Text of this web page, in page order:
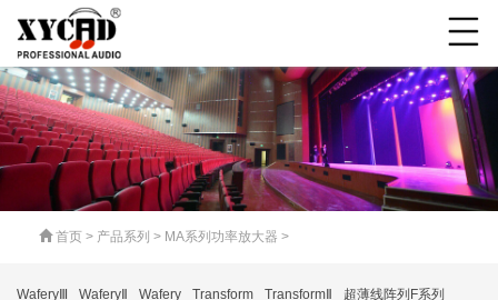
首页 > 产品系列 > MA系列功率放大器 >
WaferyⅢ WaferyⅡ Wafery Transform TransformⅡ
超薄线阵列F系列